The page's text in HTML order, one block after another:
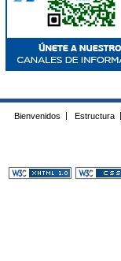
Bienvenidos | Estructura |